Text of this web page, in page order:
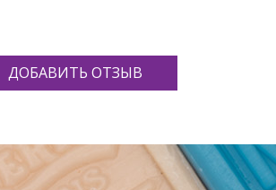
ДОБАВИТЬ ОТЗЫВ